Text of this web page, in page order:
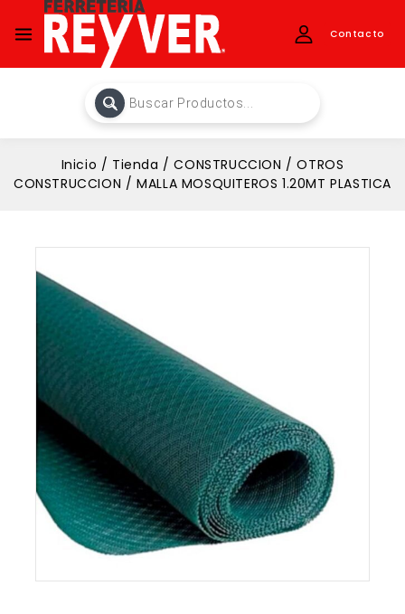
Contacto
Inicio / Tienda / CONSTRUCCION / OTROS
CONSTRUCCION / MALLA MOSQUITEROS 1.20MT PLASTICA